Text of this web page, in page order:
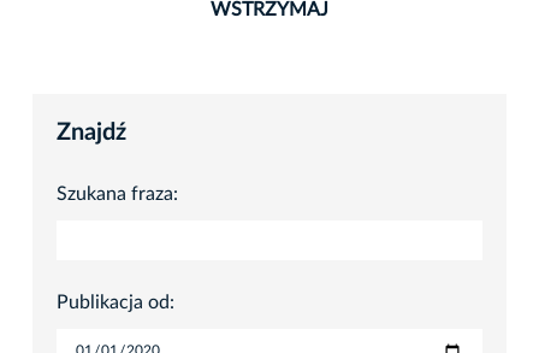
WSTRZYMAJ
Znajdź
Szukana fraza:
Publikacja od: